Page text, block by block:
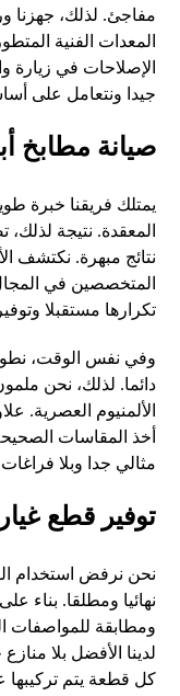
مفاجئ. لذلك، جهزنا
المعدات الفنية
الإصلاحات في زيارة
جيدا ونتعامل على
صيانة مطابخ
يمتلك فريقنا خبرة
المعقدة. نتيجة
نتائج مبهرة. نكتشف
المتخصصين في
تكرارها مستقبلا
وفي نفس الوقت،
دائما. لذلك، نحن
الألمنيوم العصرية.
أخذ المقاسات
مثالي جدا وبلا
توفير قطع
نحن نرفض استخدام
نهائيا ومطلقا. بناء
ومطابقة للمواصفات
لدينا الأفضل بلا
كل قطعة يتم تركيبها